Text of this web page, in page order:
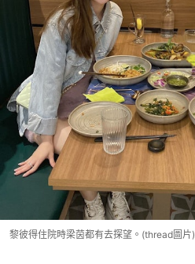
黎彼得住院時梁茵都有去探望。(thread圖片)